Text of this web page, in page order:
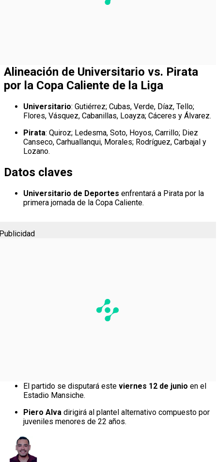
Alineación de Universitario vs. Pirata
por la Copa Caliente de la Liga
Universitario: Gutiérrez; Cubas, Verde, Díaz, Tello;
Flores, Vásquez, Cabanillas, Loayza; Cáceres y Álvarez.
Pirata: Quiroz; Ledesma, Soto, Hoyos, Carrillo; Diez
Canseco, Carhuallanqui, Morales; Rodríguez, Carbajal y
Lozano.
Datos claves
Universitario de Deportes enfrentará a Pirata por la
primera jornada de la Copa Caliente.
El partido se disputará este viernes 12 de junio en el
Estadio Mansiche.
Piero Alva dirigirá al plantel alternativo compuesto por
juveniles menores de 22 años.